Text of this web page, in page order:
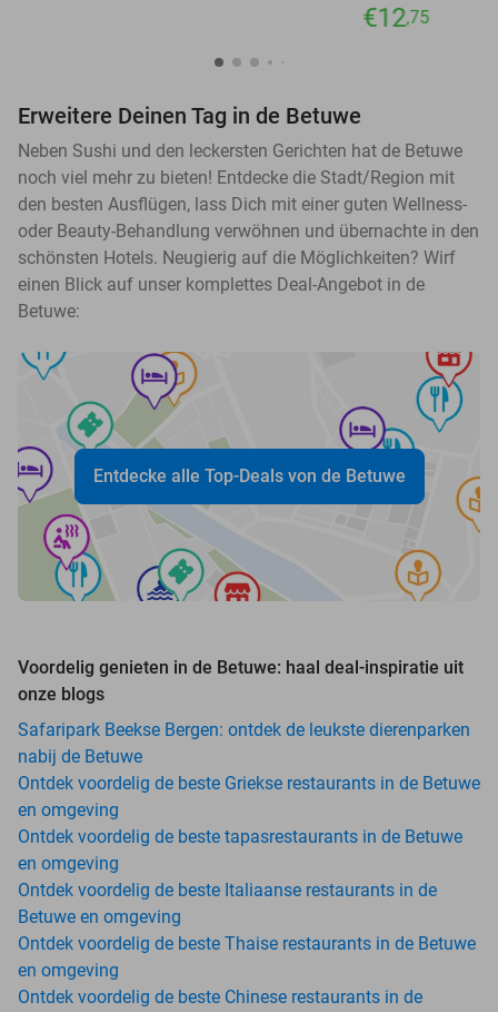
€12,75
Erweitere Deinen Tag in de Betuwe
Neben Sushi und den leckersten Gerichten hat de Betuwe
noch viel mehr zu bieten! Entdecke die Stadt/Region mit
den besten Ausflügen, lass Dich mit einer guten Wellness-
oder Beauty-Behandlung verwöhnen und übernachte in den
schönsten Hotels. Neugierig auf die Möglichkeiten? Wirf
einen Blick auf unser komplettes Deal-Angebot in de
Betuwe:
Entdecke alle Top-Deals von de Betuwe
Voordelig genieten in de Betuwe: haal deal-inspiratie uit
onze blogs
Safaripark Beekse Bergen: ontdek de leukste dierenparken
nabij de Betuwe
Ontdek voordelig de beste Griekse restaurants in de Betuwe
en omgeving
Ontdek voordelig de beste tapasrestaurants in de Betuwe
en omgeving
Ontdek voordelig de beste Italiaanse restaurants in de
Betuwe en omgeving
Ontdek voordelig de beste Thaise restaurants in de Betuwe
en omgeving
Ontdek voordelig de beste Chinese restaurants in de